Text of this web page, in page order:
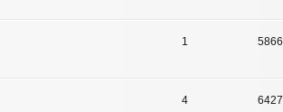
1 5866
4 6427